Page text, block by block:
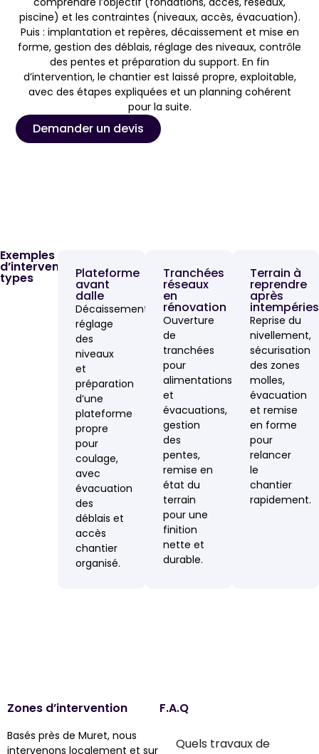
piscine) et les contraintes (niveaux, accès, évacuation).
Puis : implantation et repères, décaissement et mise en
forme, gestion des déblais, réglage des niveaux, contrôle
des pentes et préparation du support. En fin
d’intervention, le chantier est laissé propre, exploitable,
avec des étapes expliquées et un planning cohérent
pour la suite.
Demander un devis
Exemples
d’interventions
types Plateforme
avant
dalle
Décaissement,
réglage
des
niveaux
et
préparation
d’une
plateforme
propre
pour
coulage,
avec
évacuation
des
déblais et
accès
chantier
organisé.
Tranchées
réseaux
en
rénovation
Ouverture
de
tranchées
pour
alimentations
et
évacuations,
gestion
des
pentes,
remise en
état du
terrain
pour une
finition
nette et
durable.
Terrain à
reprendre
après
intempéries
Reprise du
nivellement,
sécurisation
des zones
molles,
évacuation
et remise
en forme
pour
relancer
le
chantier
rapidement.
Zones d’intervention
Basés près de Muret, nous
intervenons localement et sur
F.A.Q
Quels travaux de